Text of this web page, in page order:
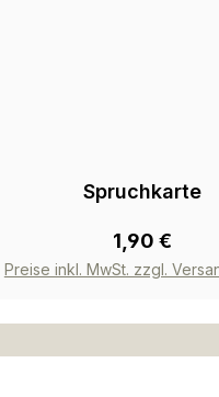
Spruchkarte
1,90 €
Preise inkl. MwSt. zzgl.